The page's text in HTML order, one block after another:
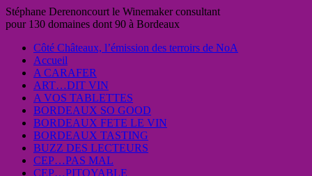
Stéphane Derenoncourt le Winemaker consultant
pour 130 domaines dont 90 à Bordeaux
Côté Châteaux, l’émission des terroirs de NoA
Accueil
A CARAFER
ART…DIT VIN
A VOS TABLETTES
BORDEAUX SO GOOD
BORDEAUX FETE LE VIN
BORDEAUX TASTING
BUZZ DES LECTEURS
CEP…PAS MAL
CEP…PITOYABLE